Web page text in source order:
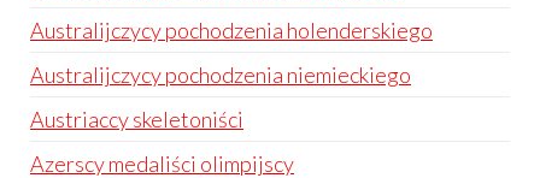
Australijczycy pochodzenia holenderskiego
Australijczycy pochodzenia niemieckiego
Austriaccy skeletoniści
Azerscy medaliści olimpijscy